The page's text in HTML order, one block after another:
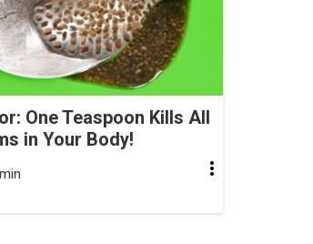
One Teaspoon Kills All
in Your Body!